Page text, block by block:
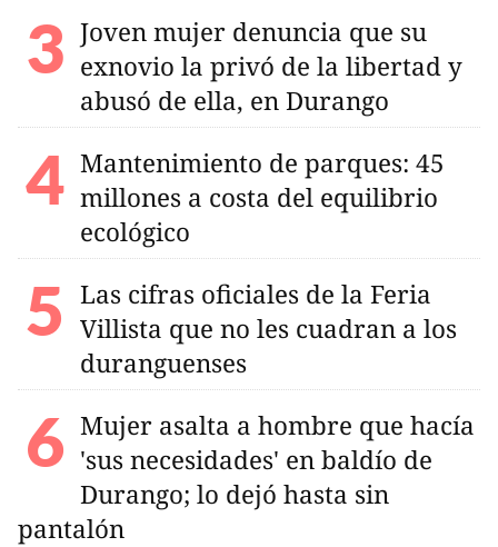
Joven mujer denuncia que su
exnovio la privó de la libertad y
abusó de ella, en Durango
Mantenimiento de parques: 45
millones a costa del equilibrio
ecológico
Las cifras oficiales de la Feria
Villista que no les cuadran a los
duranguenses
Mujer asalta a hombre que hacía
'sus necesidades' en baldío de
Durango; lo dejó hasta sin
pantalón